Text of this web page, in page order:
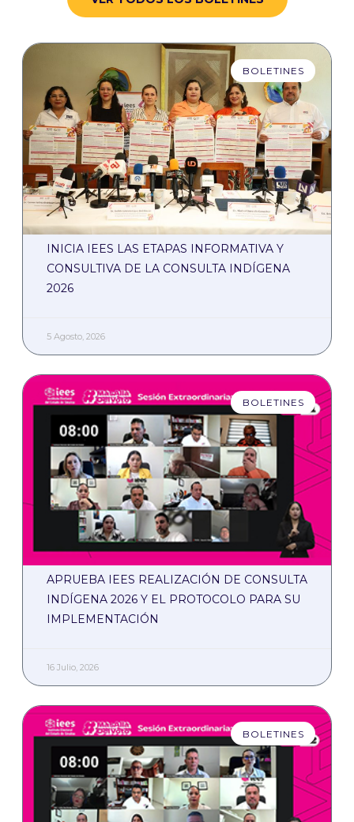
BOLETINES
INICIA IEES LAS ETAPAS INFORMATIVA Y
CONSULTIVA DE LA CONSULTA INDÍGENA
2026
5 Agosto, 2026
BOLETINES
APRUEBA IEES REALIZACIÓN DE CONSULTA
INDÍGENA 2026 Y EL PROTOCOLO PARA SU
IMPLEMENTACIÓN
16 Julio, 2026
BOLETINES